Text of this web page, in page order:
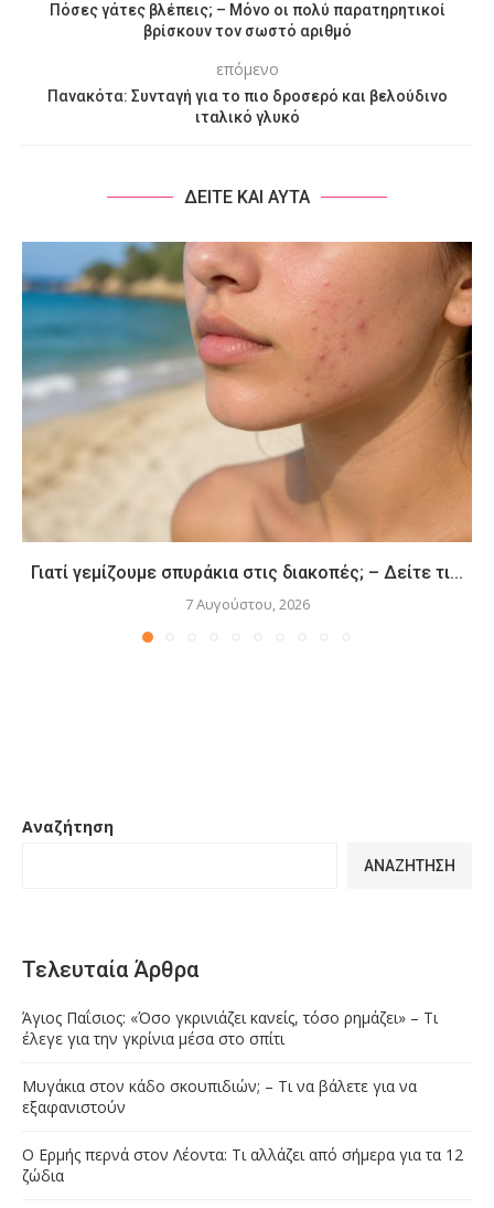
Πόσες γάτες βλέπεις; – Μόνο οι πολύ παρατηρητικοί
βρίσκουν τον σωστό αριθμό
επόμενο
Πανακότα: Συνταγή για το πιο δροσερό και βελούδινο
ιταλικό γλυκό
ΔΕΙΤΕ ΚΑΙ ΑΥΤΑ
Γιατί γεμίζουμε σπυράκια στις διακοπές; – Δείτε τι...
7 Αυγούστου, 2026
Αναζήτηση
ΑΝΑΖΉΤΗΣΗ
Τελευταία Άρθρα
Άγιος Παΐσιος: «Όσο γκρινιάζει κανείς, τόσο ρημάζει» – Τι
έλεγε για την γκρίνια μέσα στο σπίτι
Μυγάκια στον κάδο σκουπιδιών; – Τι να βάλετε για να
εξαφανιστούν
Ο Ερμής περνά στον Λέοντα: Τι αλλάζει από σήμερα για τα 12
ζώδια